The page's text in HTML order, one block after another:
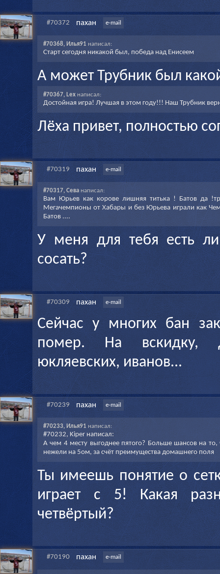
#70372 пахан e-mail
#70368, Илья91 написал:
Старт сегодня никакой был, победа над Енисеем
А может Трубник был
#70367, Lexнаписал:
Достойная игра! Лучшая в этом году!!! Наш Трубник
Лëха привет, полностью
#70319 пахан e-mail
#70317, Севанаписал:
Вам Юрьев как корове лишняя титька ! Батов да
Мегачемпионы от Хабары и без Юрьева играли как
Батов ....
У меня для тебя есть
сосать?
#70309 пахан e-mail
Сейчас у многих бан
помер. На вскидку,
юкляевских, иванов...
#70239 пахан e-mail
#70233, Илья91 написал:
#70232, Kiper написал:
А чем 4 месту выгоднее пятого? Больше шансов на
нежели на 5ом, за счёт преимущества домашнего поля
Ты имеешь понятие о
играет с 5! Какая
четвёртый?
#70190 пахан e-mail